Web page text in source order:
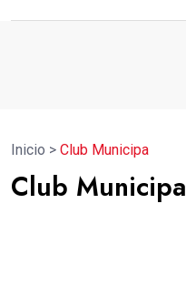
Inicio > Club Municipa
Club Municipa